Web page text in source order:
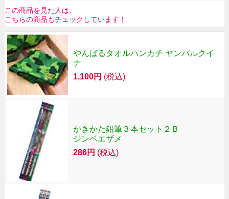
この商品を見た人は、
こちらの商品もチェックしています！
やんばるタオルハンカチ ヤンバルクイ
ナ
1,100円 (税込)
かきかた鉛筆３本セット２Ｂ
ジンベエザメ
286円 (税込)